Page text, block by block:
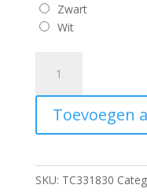
Zwart
Wit
Satino
afvalbak
kunststof
Wit
of
Toevoegen
SKU: TC331830